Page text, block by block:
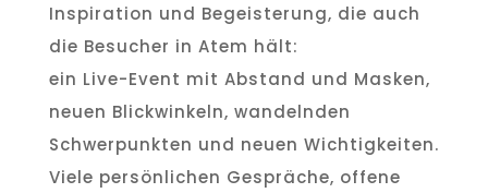
Inspiration und Begeisterung, die auch
die Besucher in Atem hält:
ein Live-Event mit Abstand und Masken,
neuen Blickwinkeln, wandelnden
Schwerpunkten und neuen Wichtigkeiten.
Viele persönlichen Gespräche, offene